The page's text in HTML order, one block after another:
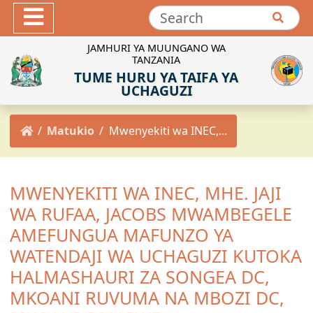
JAMHURI YA MUUNGANO WA
TANZANIA
TUME HURU YA TAIFA YA
UCHAGUZI
Hotuba
Maktaba ya Picha
Maktaba ya Video
INEC-TZ Online TV
MACHAPISHO
Sheria za Uchaguzi
Miongozo ya Uchaguzi
Maelekezo ya Uchaguzi
Taarifa za Uchaguzi
Matokeo ya Uchaguzi
Mpango Mkakati wa INEC 2021/2022-2025/2026
Matukio Mwenyekiti wa INEC,...
MWENYEKITI WA INEC, MHE. JAJI
WA RUFAA, JACOBS MWAMBEGELE
AMEFUNGUA MAFUNZO YA
WATENDAJI WA UCHAGUZI KUTOKA
HALMASHAURI ZA SONGEA DC,
MKOANI RUVUMA NA MBOZI DC,